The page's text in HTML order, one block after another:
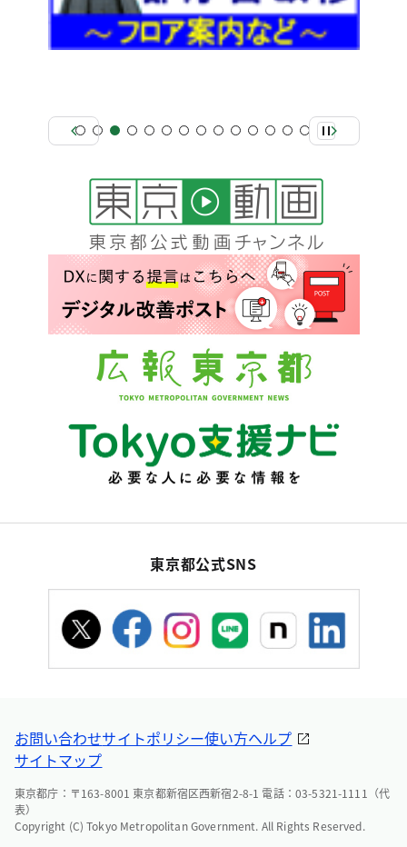
東京都公式SNS
お問い合わせサイトポリシー使い方ヘルプ
サイトマップ
東京都庁：〒163-8001 東京都新宿区西新宿2-8-1 電話：03-5321-1111（代
表）
Copyright (C) Tokyo Metropolitan Government. All Rights Reserved.